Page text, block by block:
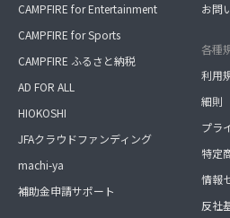
CAMPFIRE for Entertainment
CAMPFIRE for Sports
CAMPFIRE ふるさと納税
AD FOR ALL
HIOKOSHI
JFAクラウドファンディング
machi-ya
補助金申請サポート
お問
各種
利用
細則
プラ
特定
情報
反社